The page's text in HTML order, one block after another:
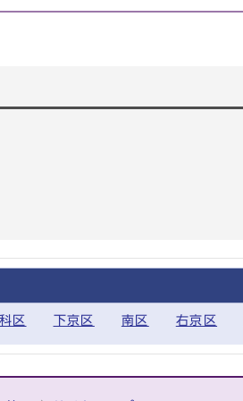
区 下京区 南区 右京区